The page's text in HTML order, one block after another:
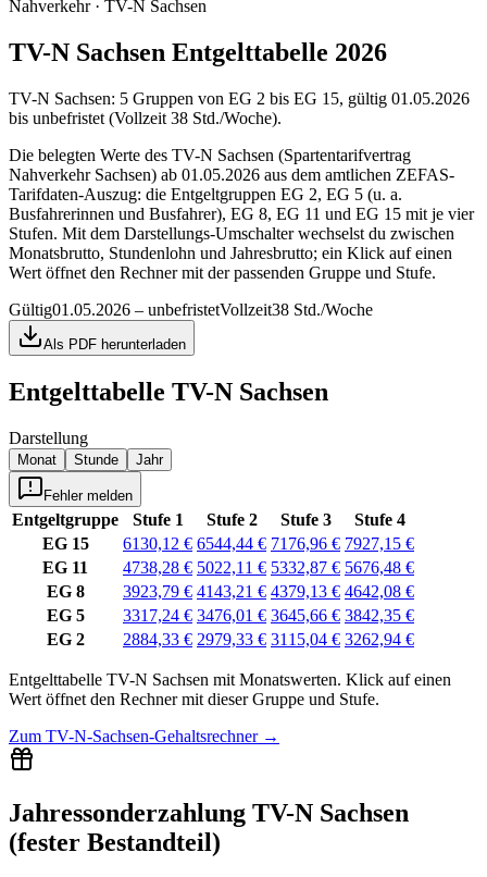
Nahverkehr · TV-N Sachsen
TV-N Sachsen Entgelttabelle 2026
TV-N Sachsen: 5 Gruppen von EG 2 bis EG 15, gültig 01.05.2026
bis unbefristet (Vollzeit 38 Std./Woche).
Die belegten Werte des TV-N Sachsen (Spartentarifvertrag
Nahverkehr Sachsen) ab 01.05.2026 aus dem amtlichen ZEFAS-
Tarifdaten-Auszug: die Entgeltgruppen EG 2, EG 5 (u. a.
Busfahrerinnen und Busfahrer), EG 8, EG 11 und EG 15 mit je vier
Stufen. Mit dem Darstellungs-Umschalter wechselst du zwischen
Monatsbrutto, Stundenlohn und Jahresbrutto; ein Klick auf einen
Wert öffnet den Rechner mit der passenden Gruppe und Stufe.
Gültig01.05.2026 – unbefristetVollzeit38 Std./Woche
Als PDF herunterladen
Entgelttabelle TV-N Sachsen
Darstellung
Monat Stunde Jahr
Fehler melden
Entgeltgruppe Stufe 1 Stufe 2 Stufe 3
Stufe 4
EG 15
6130,12 € 6544,44 € 7176,96 € 7927,15 €
EG 11
4738,28 € 5022,11 € 5332,87 € 5676,48 €
EG 8
3923,79 € 4143,21 € 4379,13 € 4642,08 €
EG 5
3317,24 € 3476,01 € 3645,66 € 3842,35 €
EG 2
2884,33 € 2979,33 € 3115,04 € 3262,94 €
Entgelttabelle TV-N Sachsen mit Monatswerten. Klick auf einen
Wert öffnet den Rechner mit dieser Gruppe und Stufe.
Zum TV-N-Sachsen-Gehaltsrechner→
Jahressonderzahlung TV-N Sachsen
(fester Bestandteil)